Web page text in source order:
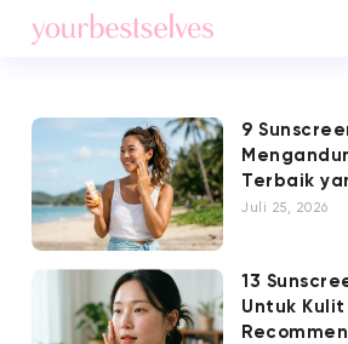
9
Terbaik
Juli 25, 2026
13
Untuk